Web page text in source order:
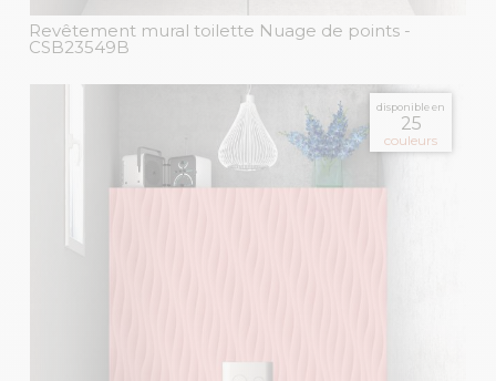
Revêtement mural toilette Nuage de points -
CSB23549B
disponible en
25
couleurs